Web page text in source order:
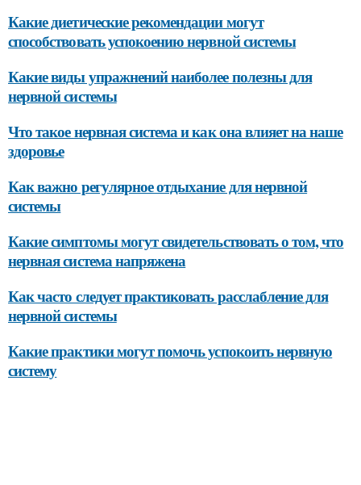
Какие диетические рекомендации могут
способствовать успокоению нервной системы
Какие виды упражнений наиболее полезны для
нервной системы
Что такое нервная система и как она влияет на наше
здоровье
Как важно регулярное отдыхание для нервной
системы
Какие симптомы могут свидетельствовать о том, что
нервная система напряжена
Как часто следует практиковать расслабление для
нервной системы
Какие практики могут помочь успокоить нервную
систему